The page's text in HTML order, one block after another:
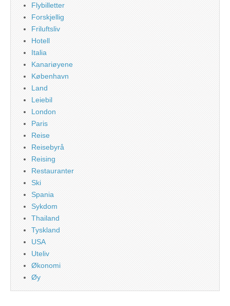
Flybilletter
Forskjellig
Friluftsliv
Hotell
Italia
Kanariøyene
København
Land
Leiebil
London
Paris
Reise
Reisebyrå
Reising
Restauranter
Ski
Spania
Sykdom
Thailand
Tyskland
USA
Uteliv
Økonomi
Øy